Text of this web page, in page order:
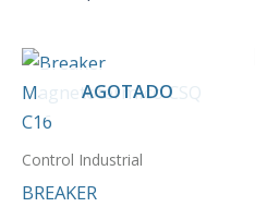
AGOTADO
Control Industrial
BREAKER